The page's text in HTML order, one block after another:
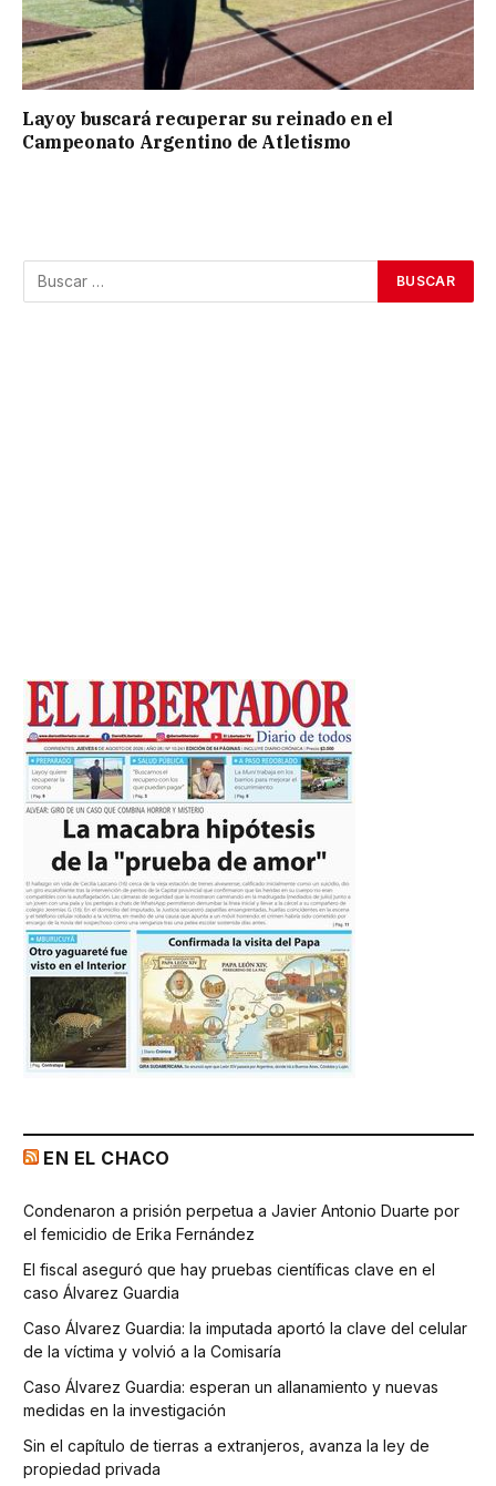
Layoy buscará recuperar su reinado en el
Campeonato Argentino de Atletismo
EN EL CHACO
Condenaron a prisión perpetua a Javier Antonio Duarte por
el femicidio de Erika Fernández
El fiscal aseguró que hay pruebas científicas clave en el
caso Álvarez Guardia
Caso Álvarez Guardia: la imputada aportó la clave del celular
de la víctima y volvió a la Comisaría
Caso Álvarez Guardia: esperan un allanamiento y nuevas
medidas en la investigación
Sin el capítulo de tierras a extranjeros, avanza la ley de
propiedad privada